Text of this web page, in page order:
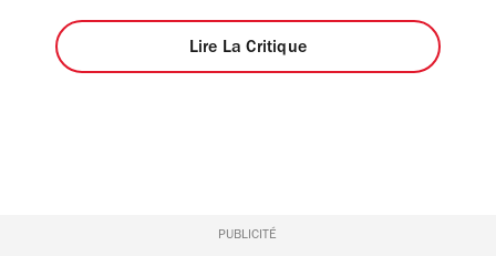
Lire La Critique
PUBLICITÉ